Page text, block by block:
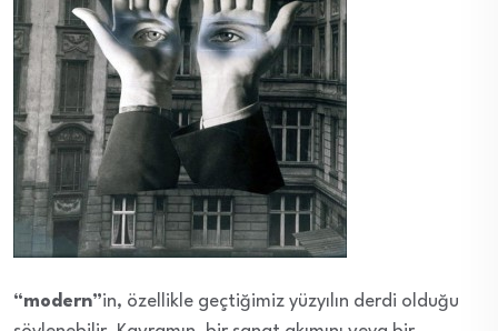
“modern”in, özellikle geçtiğimiz yüzyılın derdi olduğu